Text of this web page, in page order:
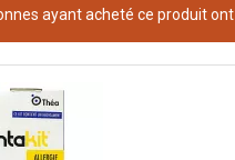
ayant acheté ce produit